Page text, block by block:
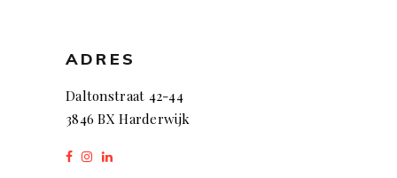
ADRES
Daltonstraat 42-44
3846 BX Harderwijk